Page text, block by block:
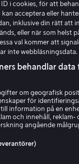
i cookies, för att
acceptera eller
inklusive din rätt att
eller när som helst
val kommer att
inte webbläsningsdata.
behandlar data
om geografisk
för
information på en
och innehåll, reklam-
angående